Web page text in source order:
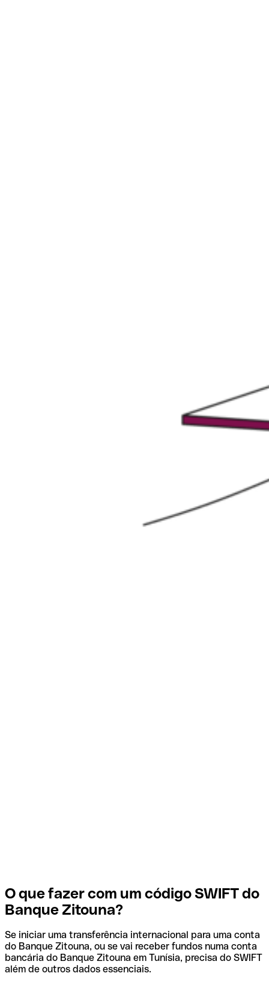
O que fazer com um código SWIFT do
Banque Zitouna?
Se iniciar uma transferência internacional para uma conta
do Banque Zitouna, ou se vai receber fundos numa conta
bancária do Banque Zitouna em Tunísia, precisa do SWIFT
além de outros dados essenciais.